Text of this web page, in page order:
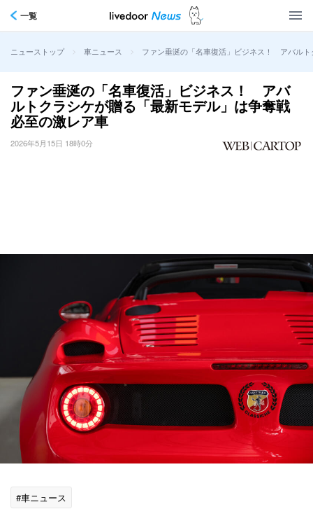
一覧
ニューストップ > 車ニュース > ファン垂涎の「名車復活」ビジネス！ アバル
ファン垂涎の「名車復活」ビジネス！ アバ
ルトクラシケが贈る「最新モデル」は争奪戦
必至の激レア車
2026年5月15日 18時0分
#車ニュース